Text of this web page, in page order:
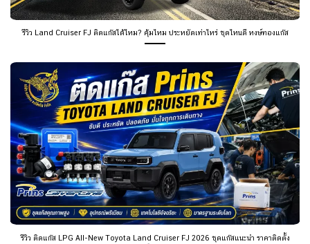
รีวิว Land Cruiser FJ ติดแก๊สได้ไหม? คุ้มไหม ประหยัดเท่าไหร่ ชุดไหนดี หงษ์ทองแก๊ส
รีวิว ติดแก๊ส LPG All-New Toyota Land Cruiser FJ 2026 ชุดแก๊สแนะนำ ราคาติดตั้ง